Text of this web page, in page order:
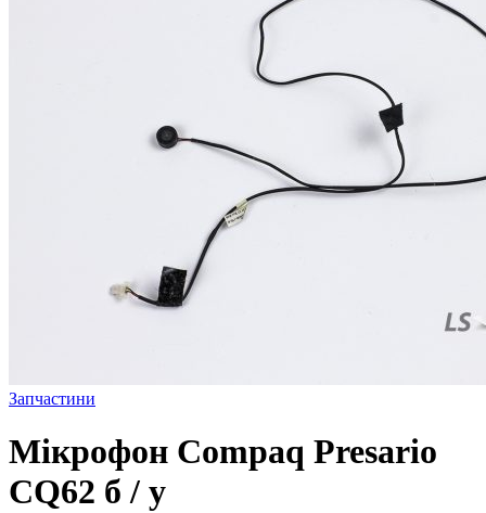
Запчастини
Мікрофон Compaq Presario
CQ62 б / у